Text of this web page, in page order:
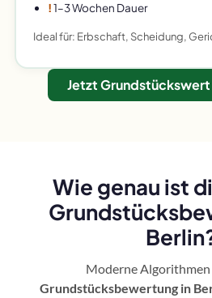
!1–3 Wochen Dauer
Ideal für: Erbschaft, Scheidung,
Jetzt
Wie genau ist
Moderne
Grundstücksbewertung in